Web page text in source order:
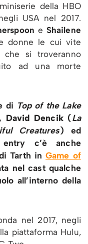
della HBO
USA nel 2017.
e Shailene
donne le cui vite
che si troveranno
ad una morte
di Top of the Lake
, David Dencik(La
Creatures) ed
c’è anche
Tarth inGame of
nel cast qualche
all’interno della
nel 2017, negli
piattaforma Hulu,